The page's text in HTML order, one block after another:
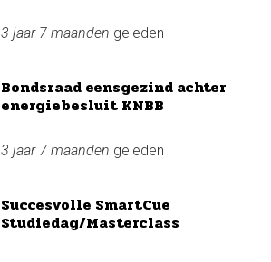
3 jaar 7 maanden geleden
Bondsraad eensgezind achter
energiebesluit KNBB
3 jaar 7 maanden geleden
Succesvolle SmartCue
Studiedag/Masterclass